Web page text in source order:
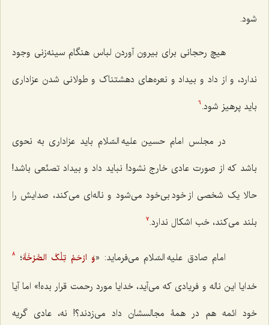
شود.
هیچ رحجانی برای بیرون آوردن لباس هنگام سینه‌زنی وجود
ندارد، و از داد و بیداد و نعره‌های دهشتناک و طولانی شدن عزاداری
باید پرهیز شود.6
در مجلس امام حسین علیه السّلام باید عزاداری به نحوی
باشد که از صورت عادی خارج نشود! نباید داد و بیداد تصنّعی باشد!
حالا یک شخصی از خود بی‌خود می‌شود و ناله‌ای می‌کند، صدایش را
بلند می‌کند، خب اشکال ندارد.7
امام صادق علیه السّلام می‌فرماید: «وَ ارْحَمْ تِلْکَ الصَّرْخَةَ؛ 8
خدایا این ناله و فریادی که می‌آید، خدایا مورد رحمت قرار بده!» اما آیا
خود ائمه هم در همۀ مجالسشان داد می‌زدند؟! نه، عادی گریه